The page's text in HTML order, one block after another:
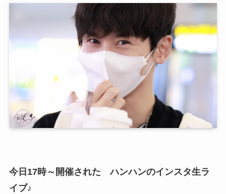
今日17時～開催された ハンハンのインスタ生ラ
イブ♪